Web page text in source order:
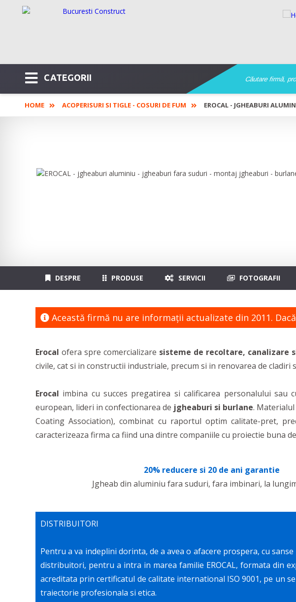
CATEGORII
HOME ACOPERISURI SI TIGLE - COSURI DE FUM EROCAL - JGHEABURI
DESPRE PRODUSE SERVICII FOTOGRAFII
Această firmă nu are informaţii actualizate din 2011.
Erocal ofera spre comercializare sisteme de recoltare, canalizare
civile, cat si in constructii industriale, precum si in renovarea de cladiri
Erocal imbina cu succes pregatirea si calificarea personalului
european, lideri in confectionarea de jgheaburi si burlane.
Coating Association), combinat cu raportul optim calitate-pret,
caracterizeaza firma ca fiind una dintre companiile cu proiectie buna
20% reducere si 20 de ani garantie
Jgheab din aluminiu fara suduri, fara imbinari, la
DISTRIBUITORI
Pentru a va indeplini dorinta, de a avea o afacere prospera, cu
distribuitori, pentru a intra in marea familie EROCAL, formata din
acreditata prin certificatul de calitate international ISO 9001, pe
traiectorie profesionala si etica.